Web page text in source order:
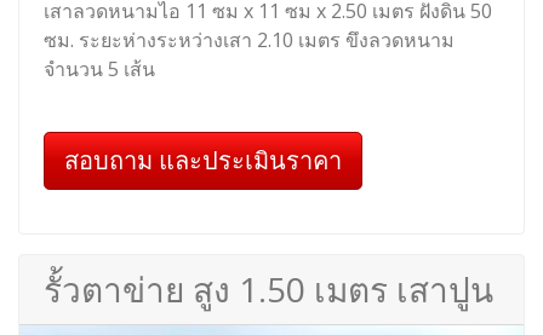
เสาลวดหนามไอ 11 ซม x 11 ซม x 2.50 เมตร ฝังดิน 50
ซม. ระยะห่างระหว่างเสา 2.10 เมตร ขึงลวดหนาม
จำนวน 5 เส้น
สอบถาม และประเมินราคา
รั้วตาข่าย สูง 1.50 เมตร เสาปูน